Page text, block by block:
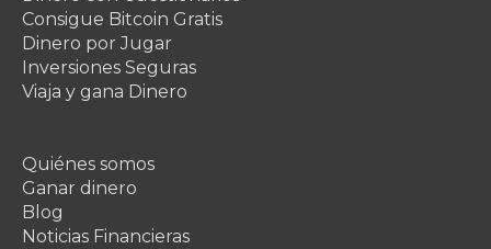
Consigue Bitcoin Gratis
Dinero por Jugar
Inversiones Seguras
Viaja y gana Dinero
Quiénes somos
Ganar dinero
Blog
Noticias Financieras